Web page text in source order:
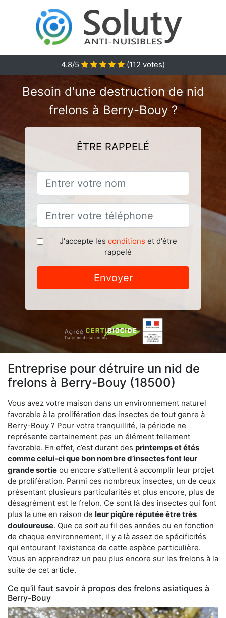
4.8/5 (112 votes)
Besoin d'une destruction de nid
frelons à Berry-Bouy ?
ÊTRE RAPPELÉ
J'accepte les conditions et d'être
rappelé
Envoyer
Entreprise pour détruire un nid de
frelons à Berry-Bouy (18500)
Vous avez votre maison dans un environnement naturel
favorable à la prolifération des insectes de tout genre à
Berry-Bouy ? Pour votre tranquillité, la période ne
représente certainement pas un élément tellement
favorable. En effet, c’est durant des printemps et étés
comme celui-ci que bon nombre d’insectes font leur
grande sortie ou encore s’attellent à accomplir leur projet
de prolifération. Parmi ces nombreux insectes, un de ceux
présentant plusieurs particularités et plus encore, plus de
désagrément est le frelon. Ce sont là des insectes qui font
plus la une en raison de leur piqûre réputée être très
douloureuse. Que ce soit au fil des années ou en fonction
de chaque environnement, il y a là assez de spécificités
qui entourent l’existence de cette espèce particulière.
Vous en apprendrez un peu plus encore sur les frelons à la
suite de cet article.
Ce qu’il faut savoir à propos des frelons asiatiques à
Berry-Bouy